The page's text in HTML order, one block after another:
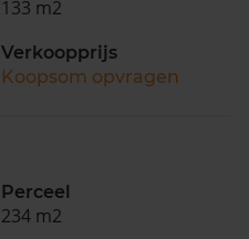
133 m2
Verkoopprijs
Koopsom opvragen
Perceel
234 m2